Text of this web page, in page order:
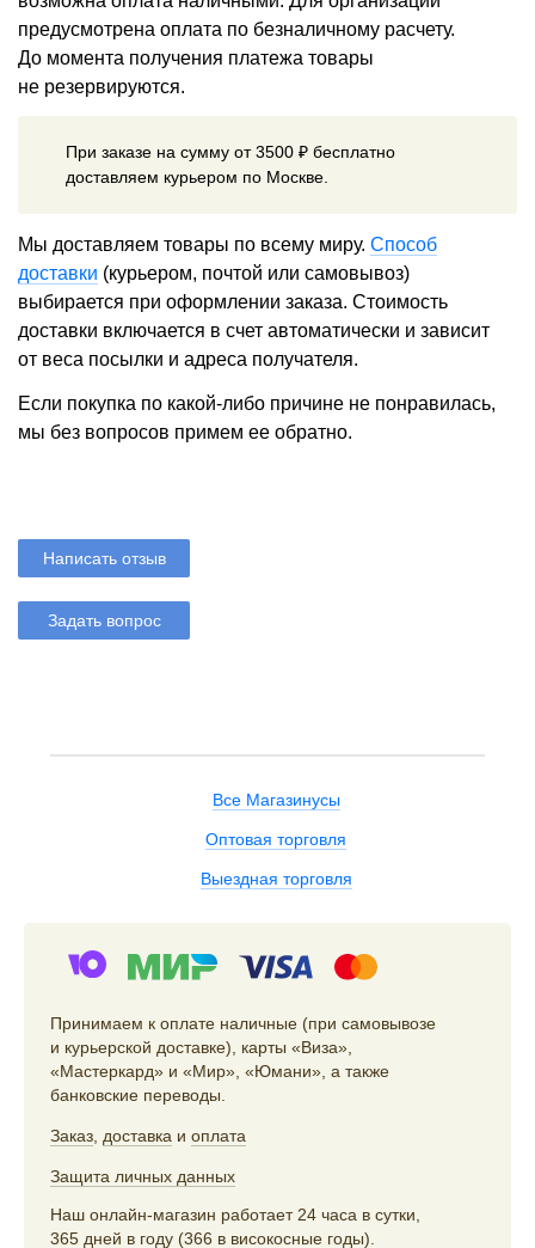
предусмотрена оплата по безналичному расчету.
До момента получения платежа товары
не резервируются.
При заказе на сумму от 3500 ₽ бесплатно
доставляем курьером по Москве.
Мы доставляем товары по всему миру. Способ
доставки (курьером, почтой или самовывоз)
выбирается при оформлении заказа. Стоимость
доставки включается в счет автоматически и зависит
от веса посылки и адреса получателя.
Если покупка по какой-либо причине не понравилась,
мы без вопросов примем ее обратно.
Написать отзыв
Задать вопрос
Все Магазинусы
Оптовая торговля
Выездная торговля
Принимаем к оплате наличные (при самовывозе
и курьерской доставке), карты «Виза»,
«Мастеркард» и «Мир», «Юмани», а также
банковские переводы.
Заказ доставка и оплата
Защита личных данных
Наш онлайн-магазин работает 24 часа в сутки,
365 дней в году (366 в високосные годы).